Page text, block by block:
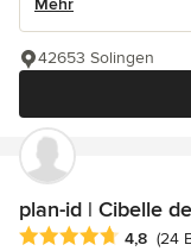
Mehr
42653 Solingen
plan-id | Cibelle
Durchschnittliche
4,8 (24